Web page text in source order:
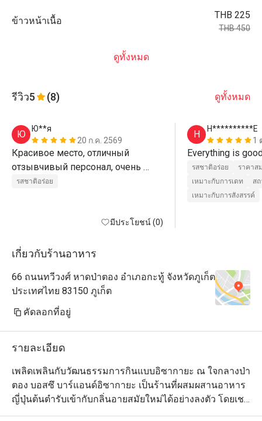
ข้าวหน้าเนื้อ
THB 225
THB 450
ดูทั้งหมด
รีวิว5 (8) ดูทั้งหมด
Ю
Ю**я
20 ก.ค. 2569
Красивое место, отличный
отзывчивый персонал, очень
вкусная еда . Воспользовались
รสชาติอร่อย
มีประโยชน์ (0)
H
H**********E
1
รสชาติอร่อย
ราคาส
เหมาะกับการเดท
ส
เหมาะกับการสังสรรค์
เกี่ยวกับร้านอาหาร
66 ถนนทวีวงศ์ หาดป่าตอง อำเภอกะทู้ จังหวัดภูเก็ต
ประเทศไทย 83150 ภูเก็ต
คัดลอกที่อยู่
รายละเอียด
เพลิดเพลินกับวัฒนธรรมการกินแบบอิซากายะ ณ ใจกลางป่า
ตอง บอสซึ บาร์แอนด์อิซากายะ เป็นร้านที่ผสมผสานอาหาร
ญี่ปุ่นต้นตำรับเข้ากับกลิ่นอายสมัยใหม่ได้อย่างลงตัว โดยเชฟ
มากประสบการณ์จะคัดสรรแต่วัตถุดิบสดใหม่ระดับพรีเมียม